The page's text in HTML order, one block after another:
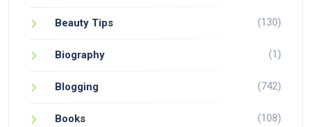
Beauty Tips (130)
Biography (1)
Blogging (742)
Books (108)